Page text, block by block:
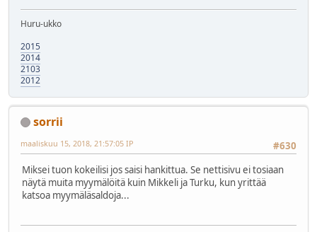
Huru-ukko
2015
2014
2103
2012
sorrii
#630
maaliskuu 15, 2018, 21:57:05 IP
Miksei tuon kokeilisi jos saisi hankittua. Se nettisivu ei tosiaan
näytä muita myymälöitä kuin Mikkeli ja Turku, kun yrittää
katsoa myymäläsaldoja...